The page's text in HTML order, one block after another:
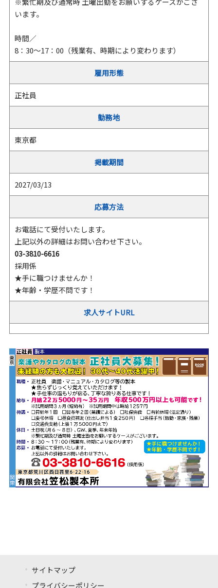
います。
時間／
8：30～17：00（残業有、時期により変わります）
雇用形態
正社員
勤務地
東京都
掲載期間
2027/03/13
応募方法
お電話にて受付いたします。
上記以外の詳細はお問い合わせ下さい。
03-3810-6616
採用係
★手に職つけませんか！
★年齢・学歴不問です！
求人サイトURL
サイトマップ
プライバシーポリシー